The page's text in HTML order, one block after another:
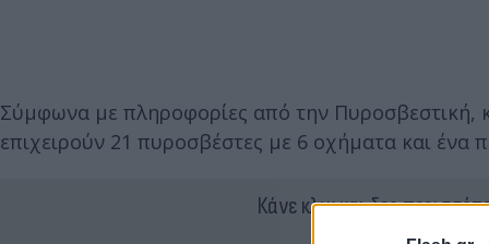
Σύμφωνα με πληροφορίες από την Πυροσβεστική,
επιχειρούν 21 πυροσβέστες με 6 οχήματα και ένα
Κάνε κλικ και δες